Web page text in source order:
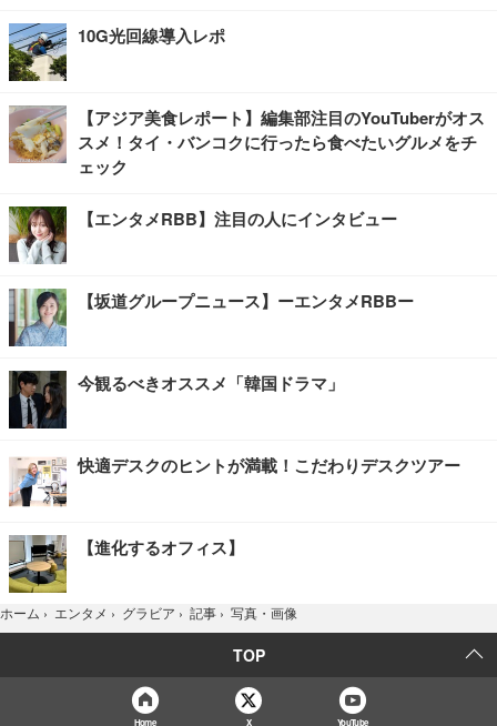
10G光回線導入レポ
【アジア美食レポート】編集部注目のYouTuberがオス
スメ！タイ・バンコクに行ったら食べたいグルメをチ
ェック
【エンタメRBB】注目の人にインタビュー
【坂道グループニュース】ーエンタメRBBー
今観るべきオススメ「韓国ドラマ」
快適デスクのヒントが満載！こだわりデスクツアー
【進化するオフィス】
ホーム › エンタメ › グラビア › 記事 › 写真・画像
TOP
Home X YouTube